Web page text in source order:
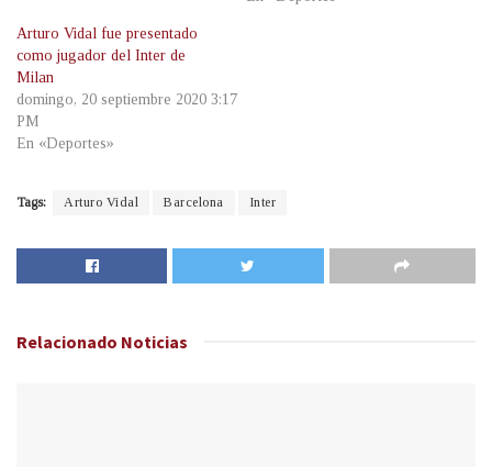
Arturo Vidal fue presentado
como jugador del Inter de
Milan
domingo, 20 septiembre 2020 3:17
PM
En «Deportes»
Tags: Arturo Vidal Barcelona Inter
Relacionado Noticias